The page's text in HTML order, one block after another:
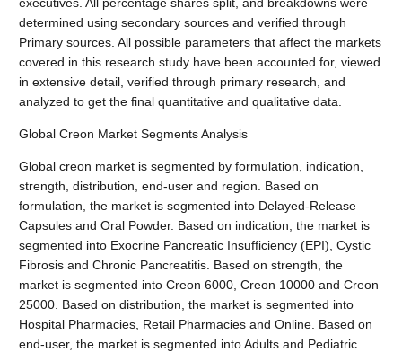
determined using secondary sources and verified through
Primary sources. All possible parameters that affect the markets
covered in this research study have been accounted for, viewed
in extensive detail, verified through primary research, and
analyzed to get the final quantitative and qualitative data.
Global Creon Market Segments Analysis
Global creon market is segmented by formulation, indication,
strength, distribution, end-user and region. Based on
formulation, the market is segmented into Delayed-Release
Capsules and Oral Powder. Based on indication, the market is
segmented into Exocrine Pancreatic Insufficiency (EPI), Cystic
Fibrosis and Chronic Pancreatitis. Based on strength, the
market is segmented into Creon 6000, Creon 10000 and Creon
25000. Based on distribution, the market is segmented into
Hospital Pharmacies, Retail Pharmacies and Online. Based on
end-user, the market is segmented into Adults and Pediatric.